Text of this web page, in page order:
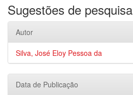
Sugestões de pesquisa
Autor
Silva, José Eloy Pessoa da
Data de Publicação